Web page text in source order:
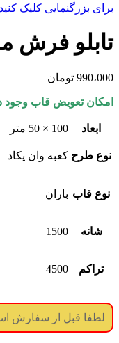
برای بزرگنمایی کلیک کنید
تابلو فرش
990،000 تومان
امکان تعویض قاب وجود
ابعاد 100 × 50 متر
نوع طرح کعبه وان یکاد
نوع قاب باران
شانه 1500
تراکم 4500
لطفا قبل از سفارش استعلام قیمت از طریق